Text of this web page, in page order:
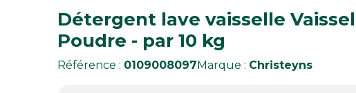
Détergent lave vaisselle
Poudre - par 10 kg
Référence : 0109008097Marque : Christeyns